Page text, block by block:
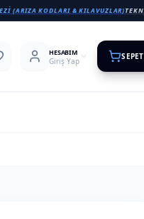
(ARIZA KODLARI & KILAVUZLAR)
HESABIM
Giriş Yap